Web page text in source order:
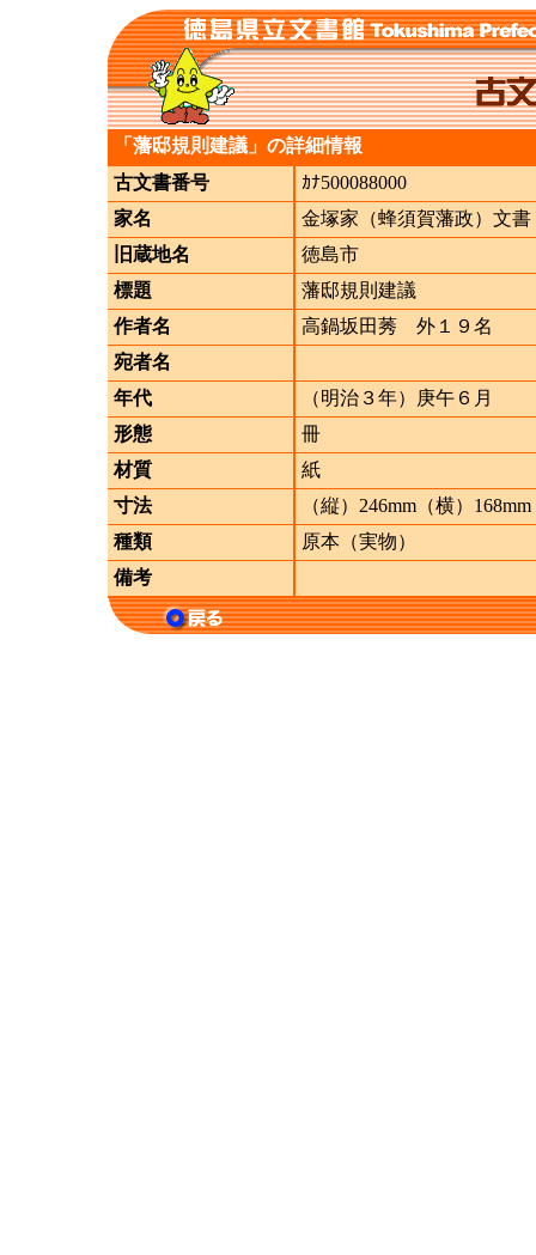
「藩邸規則建議」の詳細情報
古文書番号
ｶﾅ500088000
家名
金塚家（蜂須賀藩政）文書
旧蔵地名
徳島市
標題
藩邸規則建議
作者名
高鍋坂田莠 外１９名
宛者名
年代
（明治３年）庚午６月
形態
冊
材質
紙
寸法
（縦）246mm（横）168mm
種類
原本（実物）
備考